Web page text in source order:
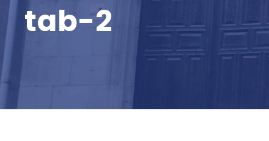
tab-2